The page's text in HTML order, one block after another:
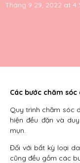
Tháng 9 29, 2022 at
Các bước chăm
Quy trình chăm sóc
hiện đều đặn và
mụn.
Đối với bất kỳ loại
cũng đều gồm các